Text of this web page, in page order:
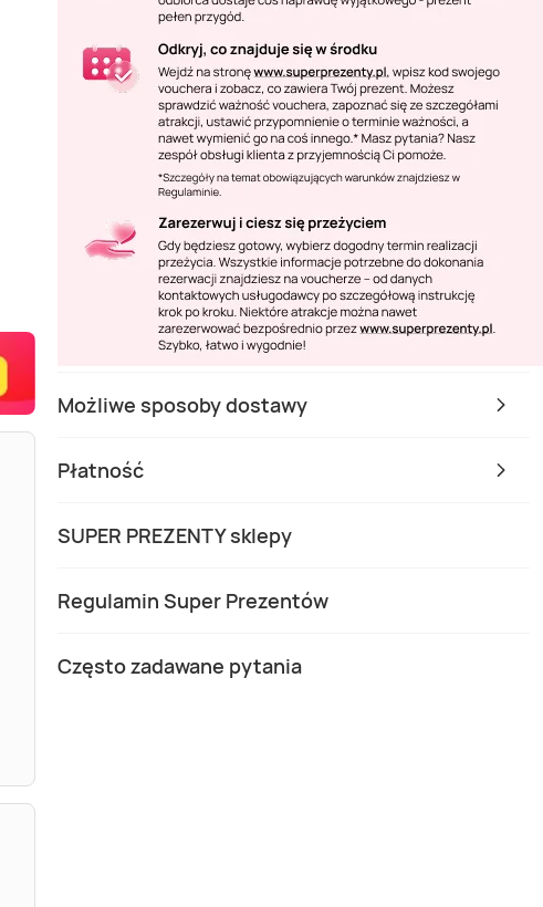
Możliwe sposoby dostawy
Płatność
SUPER PREZENTY sklepy
Regulamin Super Prezentów
Często zadawane pytania